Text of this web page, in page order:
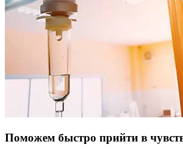
Поможем быстро прийти в